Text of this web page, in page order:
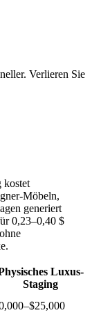
Verlieren Sie
kostet
Möbeln,
generiert
0,23–0,40 $
Luxus-
Staging